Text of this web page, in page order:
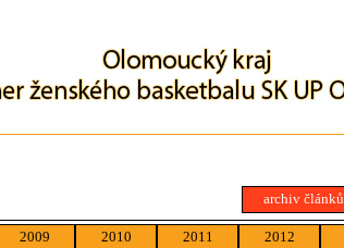
archiv článků
2009 2010 2011 2012